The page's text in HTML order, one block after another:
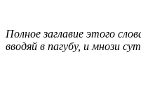
Полное заглавие этого
вводяй в пагубу, и мнози